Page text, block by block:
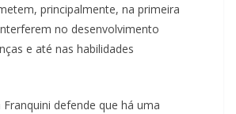
principalmente, na primeira
no desenvolvimento
e até nas habilidades
defende que há uma